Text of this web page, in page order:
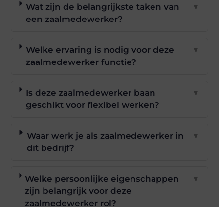
Wat zijn de belangrijkste taken van
een zaalmedewerker?
▼
Welke ervaring is nodig voor deze
zaalmedewerker functie?
▼
Is deze zaalmedewerker baan
geschikt voor flexibel werken?
▼
Waar werk je als zaalmedewerker in
dit bedrijf?
▼
Welke persoonlijke eigenschappen
zijn belangrijk voor deze
zaalmedewerker rol?
▼